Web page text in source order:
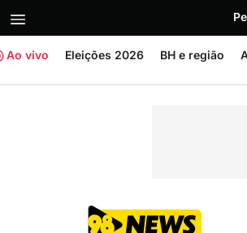
Ao vivo Eleições 2026 BH e região